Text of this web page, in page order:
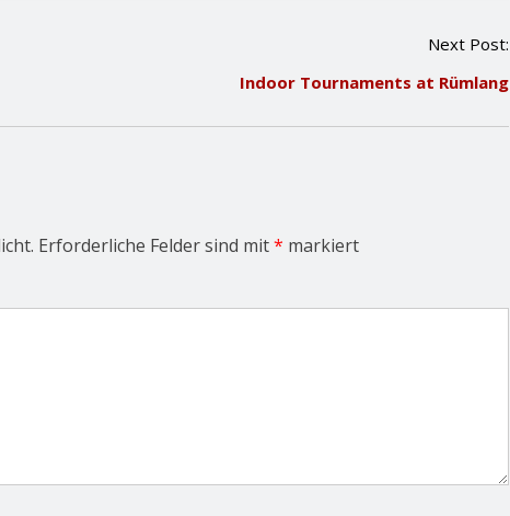
Next Post:
Indoor Tournaments at Rümlang
Erforderliche Felder sind mit* markiert